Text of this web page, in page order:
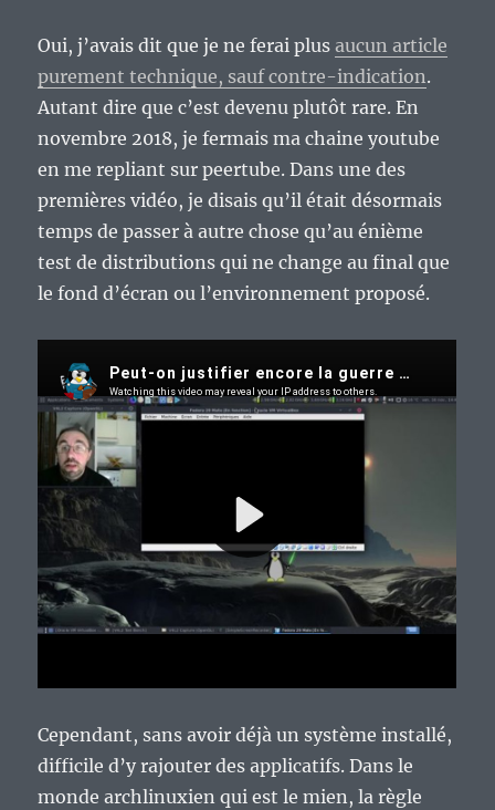
Oui, j’avais dit que je ne ferai plusaucun article
purement technique, sauf contre-indication.
Autant dire que c’est devenu plutôt rare. En
novembre 2018, je fermais ma chaine youtube
en me repliant sur peertube. Dans une des
premières vidéo, je disais qu’il était désormais
temps de passer à autre chose qu’au énième
test de distributions qui ne change au final que
le fond d’écran ou l’environnement proposé.
Cependant, sans avoir déjà un système installé,
difficile d’y rajouter des applicatifs. Dans le
monde archlinuxien qui est le mien, la règle